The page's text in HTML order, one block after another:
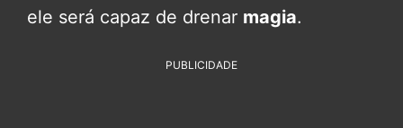
ele será capaz de drenar magia.
PUBLICIDADE